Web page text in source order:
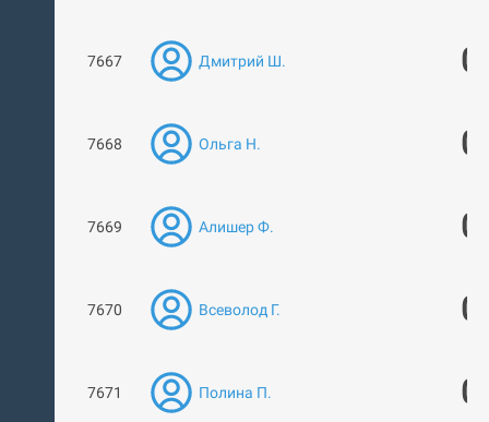
7667 Дмитрий Ш. 0
7668 Ольга Н. 0
7669 Алишер Ф. 0
7670 Всеволод Г. 0
7671 Полина П. 0